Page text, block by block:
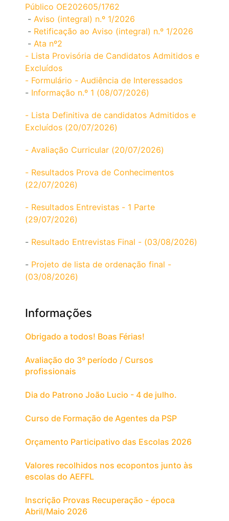
Público OE202605/1762
- Aviso (integral) n.º 1/2026
- Retificação ao Aviso (integral) n.º 1/2026
- Ata nº2
- Lista Provisória de Candidatos Admitidos e
Excluídos
- Formulário - Audiência de Interessados
- Informação n.º 1 (08/07/2026)
- Lista Definitiva de candidatos Admitidos e
Excluídos (20/07/2026)
- Avaliação Curricular (20/07/2026)
- Resultados Prova de Conhecimentos
(22/07/2026)
- Resultados Entrevistas - 1 Parte
(29/07/2026)
- Resultado Entrevistas Final - (03/08/2026)
- Projeto de lista de ordenação final -
(03/08/2026)
Informações
Obrigado a todos! Boas Férias!
Avaliação do 3º período / Cursos
profissionais
Dia do Patrono João Lucio - 4 de julho.
Curso de Formação de Agentes da PSP
Orçamento Participativo das Escolas 2026
Valores recolhidos nos ecopontos junto às
escolas do AEFFL
Inscrição Provas Recuperação - época
Abril/Maio 2026